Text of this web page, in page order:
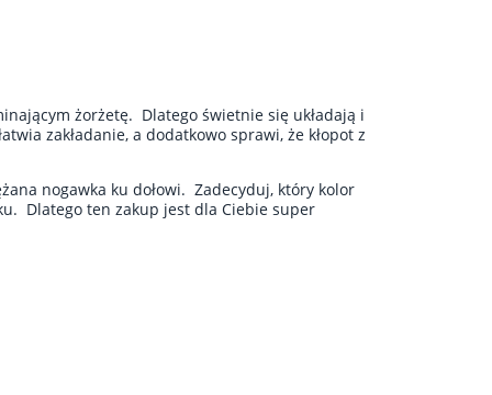
żorżetę. Dlatego świetnie się układają i
zakładanie, a dodatkowo sprawi, że kłopot z
nogawka ku dołowi. Zadecyduj, który kolor
Dlatego ten zakup jest dla Ciebie super